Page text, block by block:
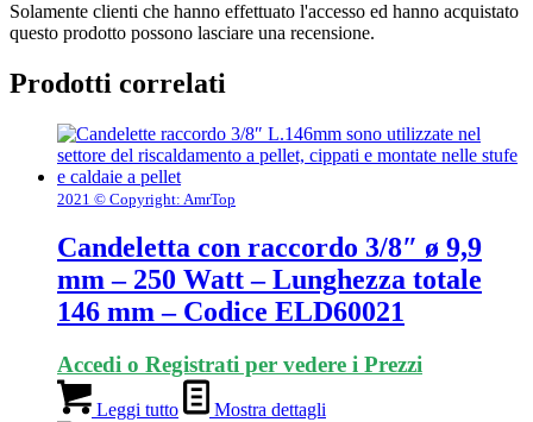
Solamente clienti che hanno effettuato l'accesso ed hanno acquistato
questo prodotto possono lasciare una recensione.
Prodotti correlati
2021 © Copyright: AmrTop
Candeletta con raccordo 3/8″ ø 9,9
mm – 250 Watt – Lunghezza totale
146 mm – Codice ELD60021
Accedi o Registrati per vedere i Prezzi
Leggi tutto Mostra dettagli